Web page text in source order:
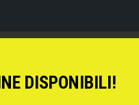
DISPONIBILI!